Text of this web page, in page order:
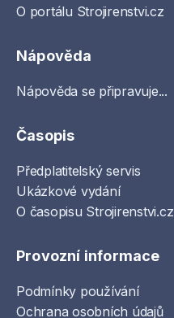
O portálu Strojirenstvi.cz
Nápověda
Nápověda se připravuje...
Časopis
Předplatitelský servis
Ukázkové vydání
O časopisu Strojirenstvi.cz
Provozní informace
Podmínky používání
Ochrana osobních údajů